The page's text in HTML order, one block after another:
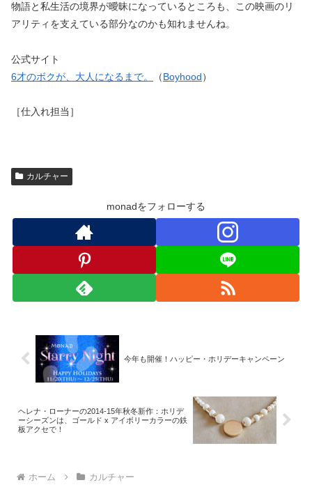
物語と私生活の境界が曖昧になっているところも、この映画のリ
アリティを支えている部分なのかも知れませんね。
公式サイト
6才のボクが、大人になるまで。
（Boyhood）
［仕入れ担当］
カルチャー
monadをフォローする
今年も開催！ハッピー・ホリデーキャンペーン
ヘレナ・ローナーの2014-15年秋冬新作：ホリデ
ーシーズンは、ゴールド x アイボリーカラーの鉄
板アクセで！
ホーム カルチャー